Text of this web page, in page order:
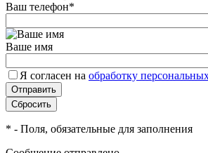
Ваш телефон*
Ваше имя
Я согласен на обработку
* - Поля, обязательные для заполнения